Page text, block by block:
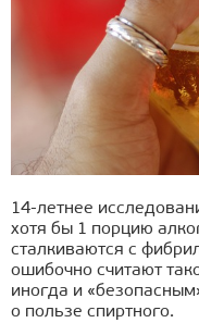
14-летнее
хотя бы 1 порцию
сталкиваются с
ошибочно считают
иногда и
о пользе спиртного.